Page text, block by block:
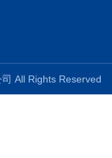
司 All Rights